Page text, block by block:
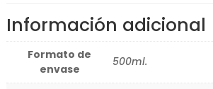
Información adicional
Formato de
envase
500ml.